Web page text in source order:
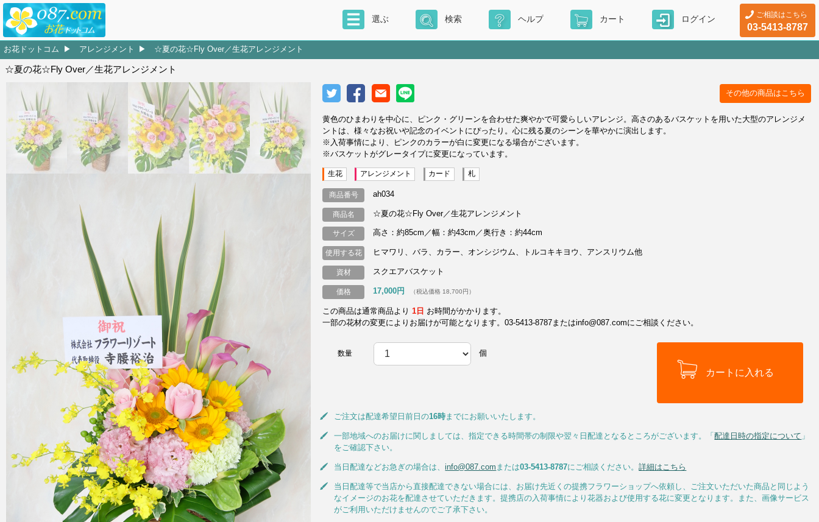
ご相談はこちら
03-5413-8787
選ぶ 検索 ヘルプ カート ログイン
お花ドットコム アレンジメント ☆夏の花☆Fly Over／生花アレンジメント
☆夏の花☆Fly Over／生花アレンジメント
その他の商品はこちら
黄色のひまわりを中心に、ピンク・グリーンを合わせた爽やかで可愛らしいアレンジ。高さのあるバスケットを用いた大型のアレンジメ
ントは、様々なお祝いや記念のイベントにぴったり。心に残る夏のシーンを華やかに演出します。
※入荷事情により、ピンクのカラーが白に変更になる場合がございます。
※バスケットがグレータイプに変更になっています。
生花 アレンジメント カード 札
商品番号 ah034
商品名 ☆夏の花☆Fly Over／生花アレンジメント
サイズ 高さ：約85cm／幅：約43cm／奥行き：約44cm
使用する花 ヒマワリ、バラ、カラー、オンシジウム、トルコキキヨウ、アンスリウム他
資材 スクエアバスケット
価格 17,000円 （税込価格 18,700円）
この商品は通常商品より1日 お時間がかかります。
一部の花材の変更によりお届けが可能となります。03-5413-8787またはinfo@087.comにご相談ください。
数量 個
ご注文は配達希望日前日の16時までにお願いいたします。
一部地域へのお届けに関しましては、指定できる時間帯の制限や翌々日配達となるところがございます。「配達日時の指定について 」
をご確認下さい。
当日配達などお急ぎの場合は、info@087.com または03-5413-8787にご相談ください。詳細はこちら
当日配達等で当店から直接配達できない場合には、お届け先近くの提携フラワーショップへ依頼し、ご注文いただいた商品と同じよう
なイメージのお花を配達させていただきます。提携店の入荷事情により花器および使用する花に変更となります。また、画像サービス
がご利用いただけませんのでご了承下さい。